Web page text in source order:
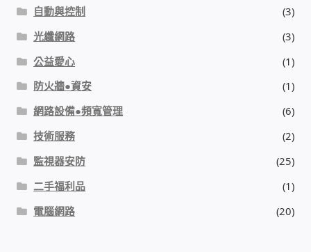
結帳
退款和退貨政策
自動與控制
(3)
光纖網路
(3)
公益愛心
(1)
防火牆●資安
(1)
網路設備●頻寬管理
(6)
技術服務
(2)
監視器安防
(25)
二手福利品
(1)
電腦網路
(20)